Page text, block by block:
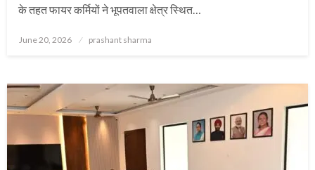
के तहत फायर कर्मियों ने भूपतवाला क्षेत्र स्थित…
Posted
June 20, 2026 prashant sharma